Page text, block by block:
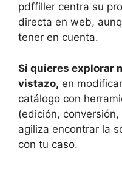
pdffiller centra su
directa en web,
tener en cuenta.
Si quieres explorar
vistazo, en
catálogo con
(edición,
agiliza encontrar la
con tu caso.